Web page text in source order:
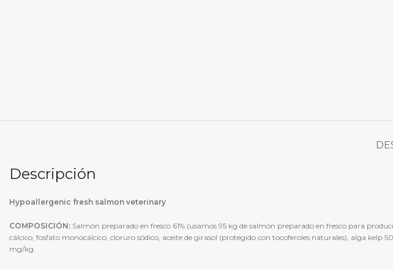
Descripción
Hypoallergenic fresh salmon veterinary
COMPOSICIÓN: Salmón preparado en fresco 61% (usamos 95 kg de salmón preparado en fresco para
cálcico, fosfato monocálcico, cloruro sódico, aceite de girasol (protegido con tocoferoles naturales), alga
mg/kg.